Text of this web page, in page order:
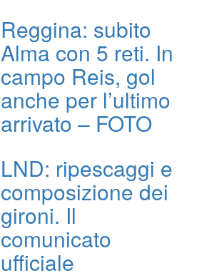
Reggina: subito
Alma con 5 reti. In
campo Reis, gol
anche per l’ultimo
arrivato – FOTO
LND: ripescaggi e
composizione dei
gironi. Il
comunicato
ufficiale